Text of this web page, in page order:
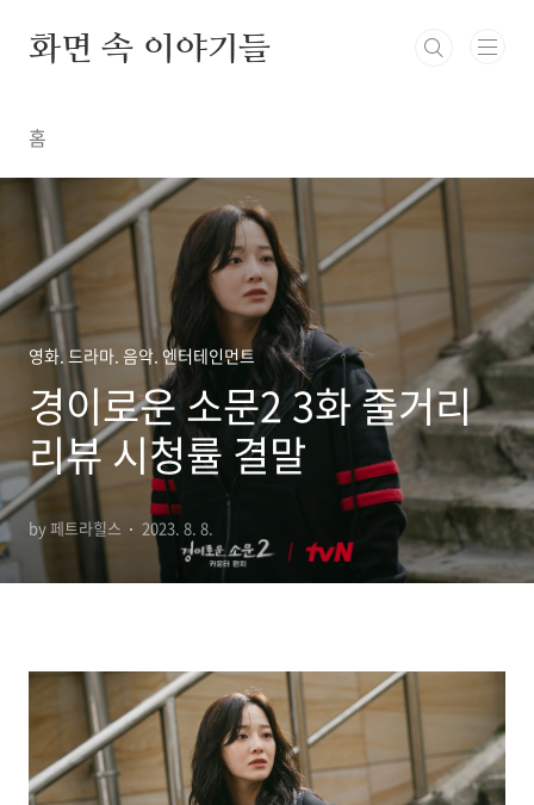
화면 속 이야기들
홈
영화. 드라마. 음악. 엔터테인먼트
경이로운 소문2 3화 줄거리
리뷰 시청률 결말
by 페트라힐스 2023. 8. 8.